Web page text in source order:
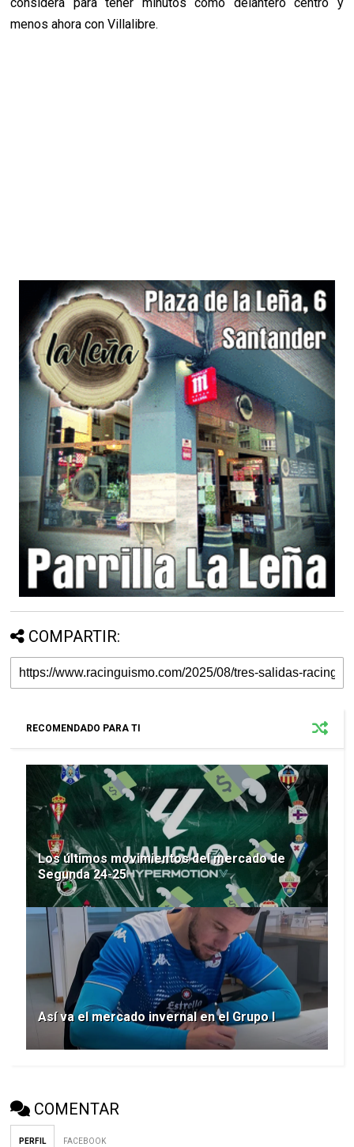
considera para tener minutos como delantero centro y
menos ahora con Villalibre.
COMPARTIR:
RECOMENDADO PARA TI
Los últimos movimientos del mercado de
Segunda 24-25
Así va el mercado invernal en el Grupo I
COMENTAR
PERFIL FACEBOOK